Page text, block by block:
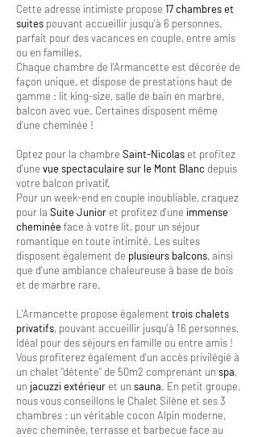
Cette adresse intimiste propose 17 chambres et
suites pouvant accueillir jusqu'à 6 personnes,
parfait pour des vacances en couple, entre amis
ou en familles.
Chaque chambre de l'Armancette est décorée de
façon unique, et dispose de prestations haut de
gamme : lit king-size, salle de bain en marbre,
balcon avec vue. Certaines disposent même
d'une cheminée !
Optez pour la chambre Saint-Nicolas et profitez
d'une vue spectaculaire sur le Mont Blanc depuis
votre balcon privatif.
Pour un week-end en couple inoubliable, craquez
pour la Suite Junior et profitez d'une immense
cheminéeface à votre lit, pour un séjour
romantique en toute intimité. Les suites
disposent également de plusieurs balcons, ainsi
que d'une ambiance chaleureuse à base de bois
et de marbre rare.
L'Armancette propose également trois chalets
privatifs, pouvant accueillir jusqu'à 16 personnes.
Idéal pour des séjours en famille ou entre amis !
Vous profiterez également d'un accès privilégié à
un chalet "détente" de 50m2 comprenant un spa,
un jacuzzi extérieur et un sauna. En petit groupe,
nous vous conseillons le Chalet Silène et ses 3
chambres : un véritable cocon Alpin moderne,
avec cheminée, terrasse et barbecue face au